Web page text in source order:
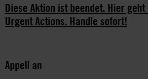
Diese Aktion ist beendet. Hier
Urgent Actions. Handle sofort!
Appell an